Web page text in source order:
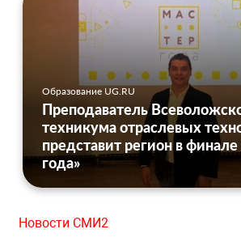
Образование UG.RU
Преподаватель
техникума отраслевых
представит регион в
года»
Новости СМИ2